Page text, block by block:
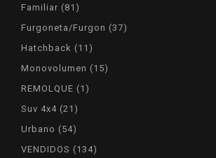
Familiar 81 81
Furgoneta/Furgon 3737
Hatchback 11 11
Monovolumen 1515
REMOLQUE 1 1
Suv 4x4 21 21
Urbano 5454
VENDIDOS 134134